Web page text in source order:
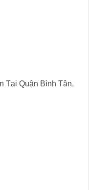
Tại Quận Bình Tân,